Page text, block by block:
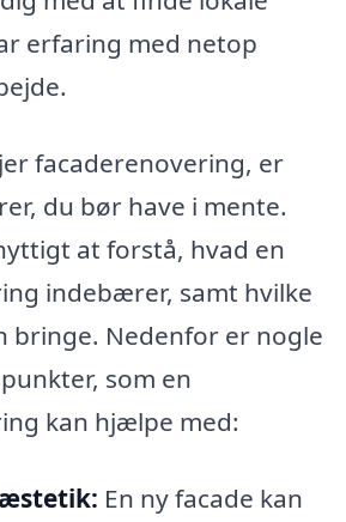
erfaring med netop
facaderenovering, er
du bør have i mente.
at forstå, hvad en
indebærer, samt hvilke
bringe. Nedenfor er nogle
som en
kan hjælpe med:
En ny facade kan